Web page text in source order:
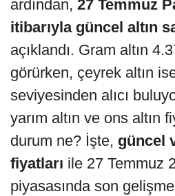
ardından, 27 Temmuz
itibarıyla güncel altın
açıklandı. Gram altın
görürken, çeyrek altın
seviyesinden alıcı
yarım altın ve ons altın
durum ne? İşte, güncel
fiyatları ile 27 Temmuz
piyasasında son